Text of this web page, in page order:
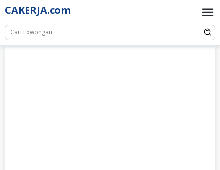
Skip
to
content
CAKERJA.com